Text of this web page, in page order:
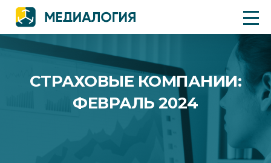
СТРАХОВЫЕ КОМПАНИИ:
ФЕВРАЛЬ 2024